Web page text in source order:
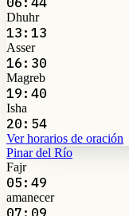
Dhuhr
13:13
Asser
16:30
Magreb
19:40
Isha
20:54
Ver horarios de oración
Pinar del Río
Fajr
05:49
amanecer
07:09